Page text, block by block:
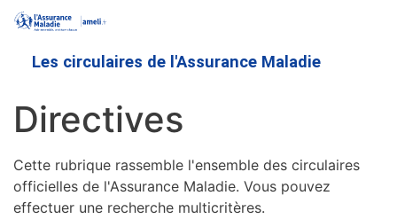
contenu
Les circulaires de l'Assurance Maladie
Directives
Cette rubrique rassemble l'ensemble des circulaires
officielles de l'Assurance Maladie. Vous pouvez
effectuer une recherche multicritères.